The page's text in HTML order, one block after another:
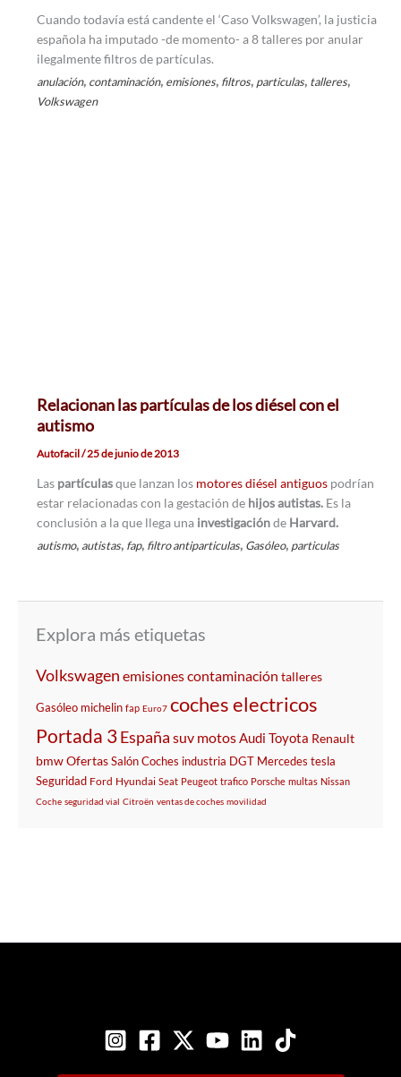
Cuando todavía está candente el ‘Caso Volkswagen’, la justicia
española ha imputado -de momento- a 8 talleres por anular
ilegalmente filtros de partículas.
anulación, contaminación, emisiones, filtros, particulas, talleres,
Volkswagen
Relacionan las partículas de los diésel con el
autismo
Autofacil/25 de junio de 2013
Las partículasque lanzan los motores diésel antiguospodrían
estar relacionadas con la gestación de hijos autistas.Es la
conclusión a la que llega una investigacióndeHarvard.
autismo, autistas, fap, filtro antiparticulas, Gasóleo, particulas
Explora más etiquetas
Volkswagen emisionescontaminación talleres
Gasóleo michelin fap Euro7 coches electricos
Portada 3España suv motosAudi Toyota Renault
bmwOfertasSalónCoches industria DGT Mercedes tesla
Seguridad Ford Hyundai Seat Peugeot trafico Porsche multas Nissan
Coche seguridad vial Citroën ventas de coches movilidad